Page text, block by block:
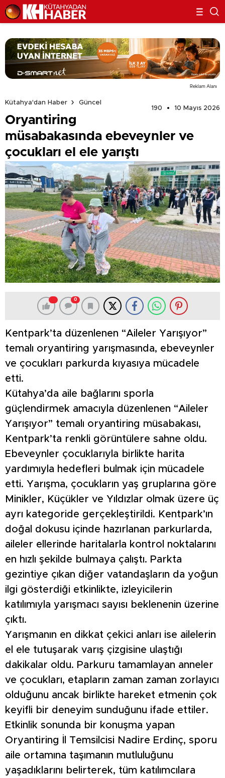
Reklam Alanı
Kütahya'dan Haber
Güncel
190
10 Mayıs 2026
Oryantiring
müsabakasında ebeveynler ve
çocukları el ele yarıştı
0
Kentpark’ta düzenlenen “Aileler Yarışıyor”
temalı oryantiring yarışmasında, ebeveynler
ve çocukları parkurda kıyasıya mücadele
etti.
Kütahya’da aile bağlarını sporla
güçlendirmek amacıyla düzenlenen “Aileler
Yarışıyor” temalı oryantiring müsabakası,
Kentpark’ta renkli görüntülere sahne oldu.
Ebeveynler çocuklarıyla birlikte harita
yardımıyla hedefleri bulmak için mücadele
etti. Yarışma, çocukların yaş gruplarına göre
Minikler, Küçükler ve Yıldızlar olmak üzere üç
ayrı kategoride gerçekleştirildi. Kentpark’ın
doğal dokusu içinde hazırlanan parkurlarda,
aileler ellerinde haritalarla kontrol noktalarını
en hızlı şekilde bulmaya çalıştı. Parkta
gezintiye çıkan diğer vatandaşların da yoğun
ilgi gösterdiği etkinlikte, izleyicilerin
katılımıyla yarışmacı sayısı beklenenin üzerine
çıktı.
Yarışmanın en dikkat çekici anları ise ailelerin
el ele tutuşarak varış çizgisine ulaştığı
dakikalar oldu. Parkuru tamamlayan anneler
ve çocukları, etapların zaman zaman zorlayıcı
olduğunu ancak birlikte hareket etmenin çok
keyifli bir deneyim sunduğunu ifade ettiler.
Etkinlik sonunda bir konuşma yapan
Oryantiring İl Temsilcisi Nadire Erdinç, sporu
aile ortamına taşımanın mutluluğunu
yaşadıklarını belirterek, tüm katılımcılara